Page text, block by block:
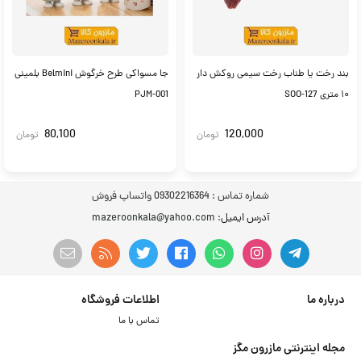
بند رخت یا طناب رخت سیمی روکش دار
۱۰ متری SOO-127
120,000 تومان
جا مسواکی طرح خرگوش Belmini بلمینی
PJM-001
80,100 تومان
شماره تماس : 09302216364 واتساپ فروش
آدرس ایمیل: mazeroonkala@yahoo.com
درباره ما اطلاعات فروشگاه
تماس با ما
مجله اینترنتی مازرون مگز